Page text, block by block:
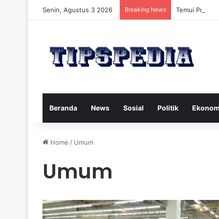
Senin, Agustus 3 2026 Breaking News Temui Profil
Beranda News Sosial Politik
Home / Umum
Umum